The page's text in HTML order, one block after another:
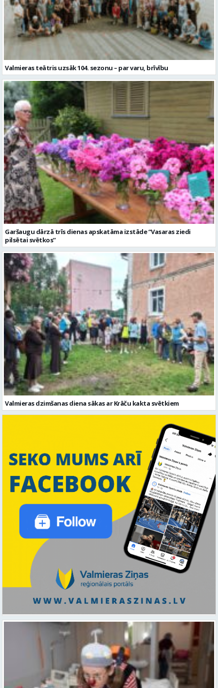
Valmieras teātris uzsāk 104. sezonu – par varu, brīvību
Garšaugu dārzā trīs dienas apskatāma izstāde “Vasaras ziedi
pilsētai svētkos”
Valmieras dzimšanas diena sākas ar Krāču kakta svētkiem